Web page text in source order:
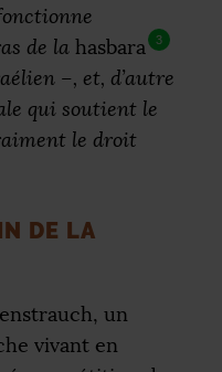
de la hasbara 3
–, et, d’autre
qui soutient le
le droit
DE LA
un
vivant en